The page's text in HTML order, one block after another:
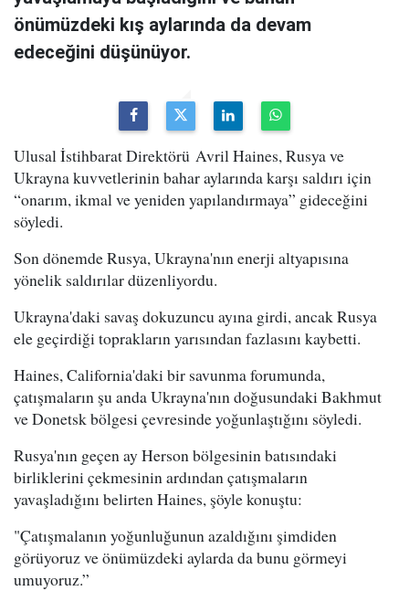
önümüzdeki kış aylarında da devam
edeceğini düşünüyor.
Ulusal İstihbarat Direktörü Avril Haines, Rusya ve
Ukrayna kuvvetlerinin bahar aylarında karşı saldırı için
“onarım, ikmal ve yeniden yapılandırmaya” gideceğini
söyledi.
Son dönemde Rusya, Ukrayna'nın enerji altyapısına
yönelik saldırılar düzenliyordu.
Ukrayna'daki savaş dokuzuncu ayına girdi, ancak Rusya
ele geçirdiği toprakların yarısından fazlasını kaybetti.
Haines, California'daki bir savunma forumunda,
çatışmaların şu anda Ukrayna'nın doğusundaki Bakhmut
ve Donetsk bölgesi çevresinde yoğunlaştığını söyledi.
Rusya'nın geçen ay Herson bölgesinin batısındaki
birliklerini çekmesinin ardından çatışmaların
yavaşladığını belirten Haines, şöyle konuştu:
"Çatışmalanın yoğunluğunun azaldığını şimdiden
görüyoruz ve önümüzdeki aylarda da bunu görmeyi
umuyoruz.”